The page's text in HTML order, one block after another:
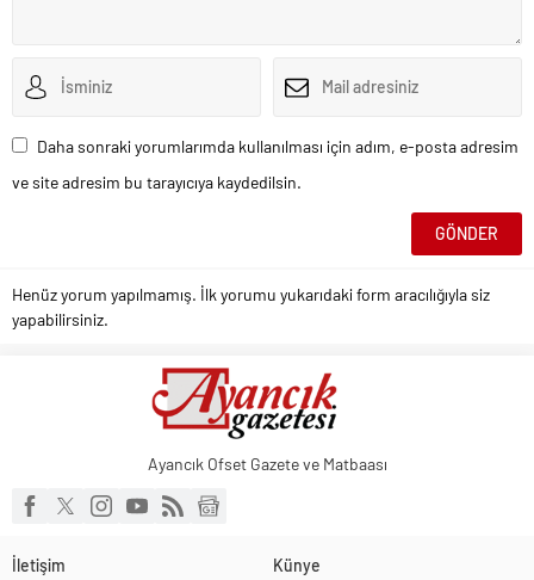
Daha sonraki yorumlarımda kullanılması için adım, e-posta adresim
ve site adresim bu tarayıcıya kaydedilsin.
Henüz yorum yapılmamış. İlk yorumu yukarıdaki form aracılığıyla siz
yapabilirsiniz.
Ayancık Ofset Gazete ve Matbaası
İletişim Künye